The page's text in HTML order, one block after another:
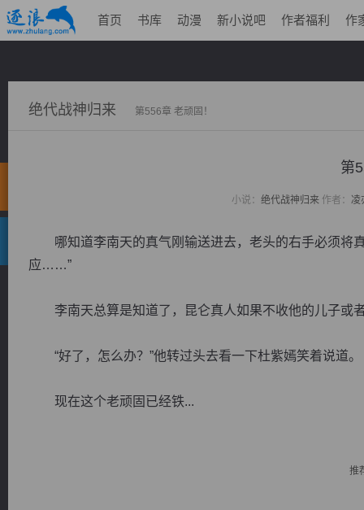
首页 书库 动漫 新小说吧 作者福利 作
绝代战神归来 第556章 老顽固！
第
小说： 绝代战神归来作者： 凌
哪知道李南天的真气刚输送进去，老头的右手必须将
应……”
李南天总算是知道了，昆仑真人如果不收他的儿子或
“好了，怎么办？”他转过头去看一下杜紫嫣笑着说道。
现在这个老顽固已经铁...
推